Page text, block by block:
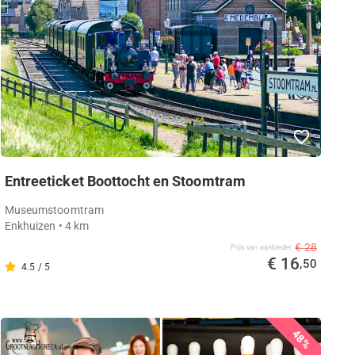
Entreeticket Boottocht en Stoomtram
Museumstoomtram
Enkhuizen • 4 km
4.5 / 5
Prijs van aanbieder € 28
€ 16,50
48%